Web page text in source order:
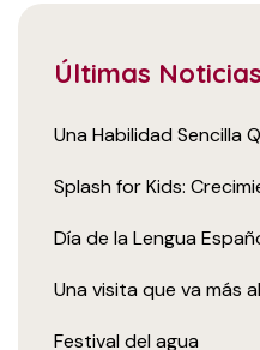
Últimas Noticias
Una Habilidad Sencilla
Splash for Kids:
Día de la Lengua
Una visita que va más
Festival del agua